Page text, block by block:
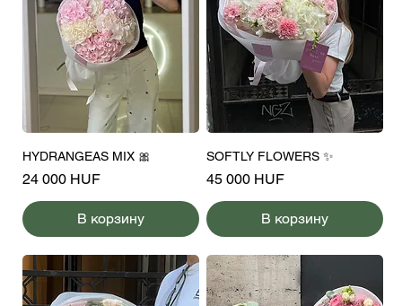
HYDRANGEAS MIX 🎀
Цена
24 000 HUF
В корзину
SOFTLY FLOWERS ✨
Цена
45 000 HUF
В корзину